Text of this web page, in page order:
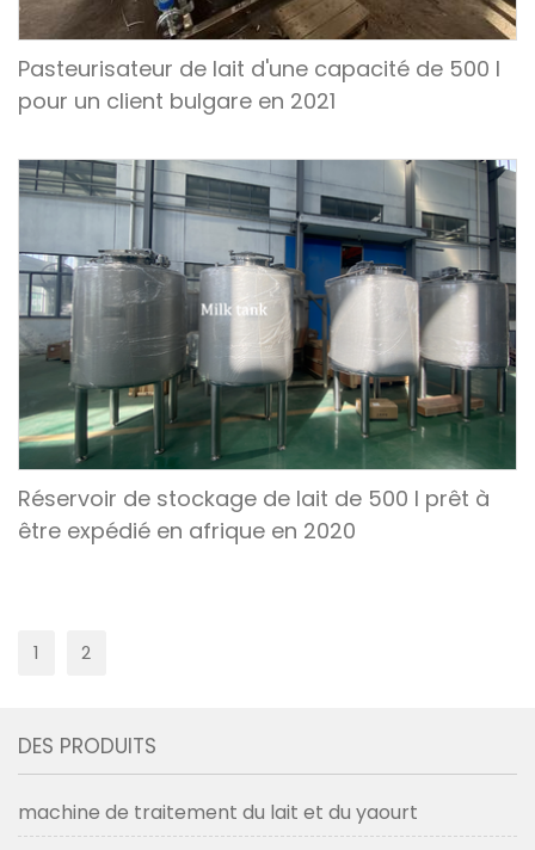
Pasteurisateur de lait d'une capacité de 500 l
pour un client bulgare en 2021
Réservoir de stockage de lait de 500 l prêt à
être expédié en afrique en 2020
1 2
DES PRODUITS
machine de traitement du lait et du yaourt